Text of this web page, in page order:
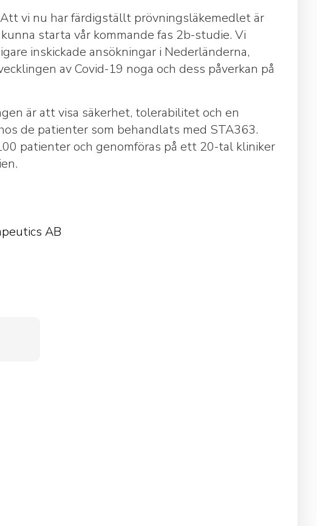
vi nu har färdigställt prövningsläkemedlet är
starta vår kommande fas 2b-studie. Vi
inskickade ansökningar i Nederländerna,
av Covid-19 noga och dess påverkan på
är att visa säkerhet, tolerabilitet och en
de patienter som behandlats med STA363.
patienter och genomföras på ett 20-tal kliniker
AB